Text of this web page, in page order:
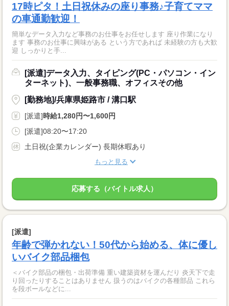
17時ピタ！土日祝休みの座り事務♪子育てママ
の車通勤歓迎！
簡単なデータ入力など事務のお仕事をお任せします 座り作業になり
ます 事務のお仕事に興味がある という方であれば 未経験の方も大歓
迎 しっかりと手...
[派遣]データ入力、タイピング(PC・パソコン・イン
ターネット)、一般事務職、オフィスその他
[勤務地]/兵庫県姫路市 / 溝口駅
[派遣]時給1,280円〜1,600円
[派遣]08:20〜17:20
土日祝(企業カレンダー) 長期休暇あり
もっと見る
応募する（バイトル求人）
[派遣]
年齢で弾かれない！50代から始める、体に優し
いバイク部品梱包
＜バイク部品の梱包・出荷準備 重い建築資材を運んだり 炎天下で走
り回ったりすることはありません 扱うのはバイクの各種部品 これら
を段ボールなどに...